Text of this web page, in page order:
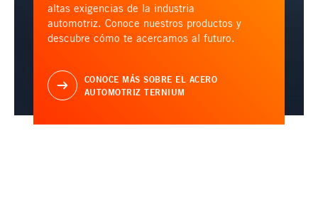
altas exigencias de la industria
automotriz. Conoce nuestros productos y
descubre cómo te acercamos al futuro.
CONOCE MÁS SOBRE EL ACERO
AUTOMOTRIZ TERNIUM